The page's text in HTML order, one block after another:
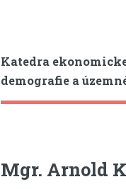
Katedra
demografie a
Mgr. Arnold